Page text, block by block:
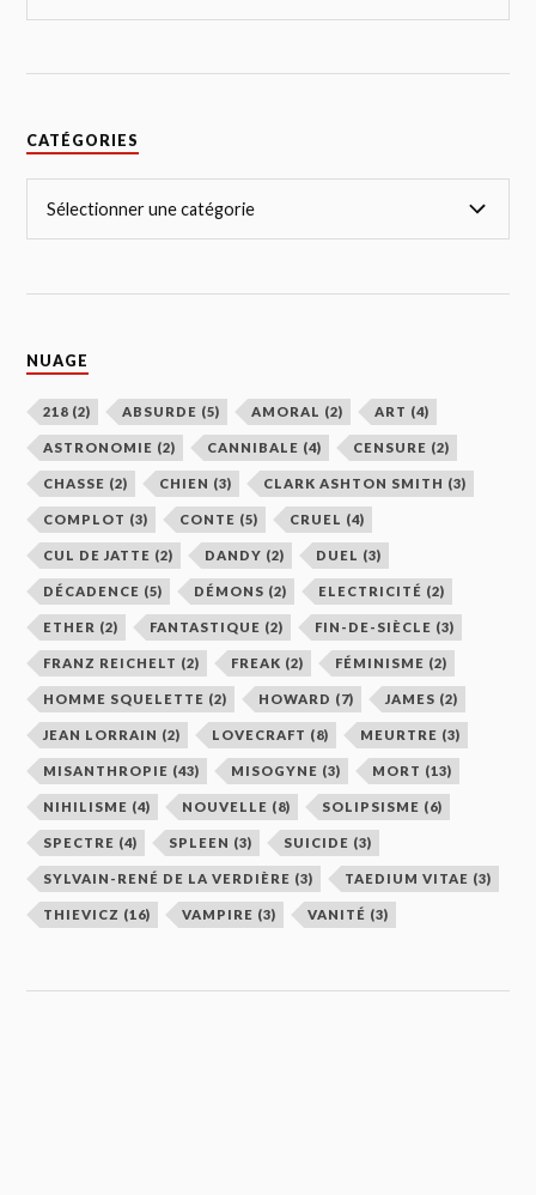
CATÉGORIES
NUAGE
218 (2) ABSURDE (5) AMORAL (2) ART (4)
ASTRONOMIE (2) CANNIBALE (4) CENSURE (2)
CHASSE (2) CHIEN (3) CLARK ASHTON SMITH (3)
COMPLOT (3) CONTE (5) CRUEL (4)
CUL DE JATTE (2) DANDY (2) DUEL (3)
DÉCADENCE (5) DÉMONS (2) ELECTRICITÉ (2)
ETHER (2) FANTASTIQUE (2) FIN-DE-SIÈCLE (3)
FRANZ REICHELT (2) FREAK (2) FÉMINISME (2)
HOMME SQUELETTE (2) HOWARD (7) JAMES (2)
JEAN LORRAIN (2) LOVECRAFT (8) MEURTRE (3)
MISANTHROPIE (43) MISOGYNE (3) MORT (13)
NIHILISME (4) NOUVELLE (8) SOLIPSISME (6)
SPECTRE (4) SPLEEN (3) SUICIDE (3)
SYLVAIN-RENÉ DE LA VERDIÈRE (3) TAEDIUM VITAE (3)
THIEVICZ (16) VAMPIRE (3) VANITÉ (3)